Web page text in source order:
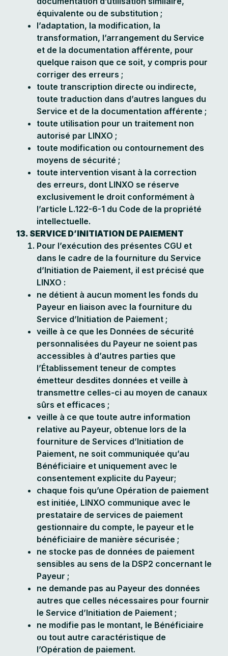
équivalente ou de substitution ;
l’adaptation, la modification, la
transformation, l’arrangement du Service
et de la documentation afférente, pour
quelque raison que ce soit, y compris pour
corriger des erreurs ;
toute transcription directe ou indirecte,
toute traduction dans d’autres langues du
Service et de la documentation afférente ;
toute utilisation pour un traitement non
autorisé par LINXO ;
toute modification ou contournement des
moyens de sécurité ;
toute intervention visant à la correction
des erreurs, dont LINXO se réserve
exclusivement le droit conformément à
l’article L.122-6-1 du Code de la propriété
intellectuelle.
13. SERVICE D’INITIATION DE PAIEMENT
Pour l’exécution des présentes CGU et
dans le cadre de la fourniture du Service
d’Initiation de Paiement, il est précisé que
LINXO :
ne détient à aucun moment les fonds du
Payeur en liaison avec la fourniture du
Service d’Initiation de Paiement ;
veille à ce que les Données de sécurité
personnalisées du Payeur ne soient pas
accessibles à d’autres parties que
l’Établissement teneur de comptes
émetteur desdites données et veille à
transmettre celles-ci au moyen de canaux
sûrs et efficaces ;
veille à ce que toute autre information
relative au Payeur, obtenue lors de la
fourniture de Services d’Initiation de
Paiement, ne soit communiquée qu’au
Bénéficiaire et uniquement avec le
consentement explicite du Payeur;
chaque fois qu’une Opération de paiement
est initiée, LINXO communique avec le
prestataire de services de paiement
gestionnaire du compte, le payeur et le
bénéficiaire de manière sécurisée ;
ne stocke pas de données de paiement
sensibles au sens de la DSP2 concernant le
Payeur ;
ne demande pas au Payeur des données
autres que celles nécessaires pour fournir
le Service d’Initiation de Paiement ;
ne modifie pas le montant, le Bénéficiaire
ou tout autre caractéristique de
l’Opération de paiement.